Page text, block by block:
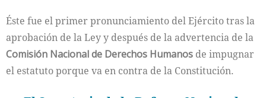
Éste fue el primer pronunciamiento del Ejército tras la
aprobación de la Ley y después de la advertencia de la
Comisión Nacional de Derechos Humanos de impugnar
el estatuto porque va en contra de la Constitución.